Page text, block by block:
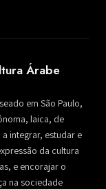
Árabe
em São Paulo,
laica, de
integrar, estudar e
da cultura
e encorajar o
na sociedade